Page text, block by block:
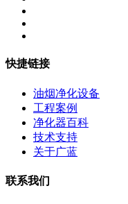
快捷链接
油烟净化设备
工程案例
净化器百科
技术支持
关于广蓝
联系我们